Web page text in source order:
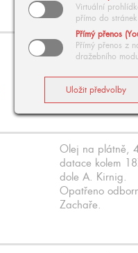
Virtuální
přímo do stránek
Přímý přenos
Přímý přenos z
dražebního
Uhel na
rámováno,
signováno
J. Baucha;
Olej na plátně,
datace kolem
dole A. Kirnig.
Opatřeno
Zachaře.